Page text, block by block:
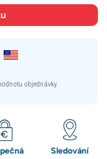
objednávky.
Sledování